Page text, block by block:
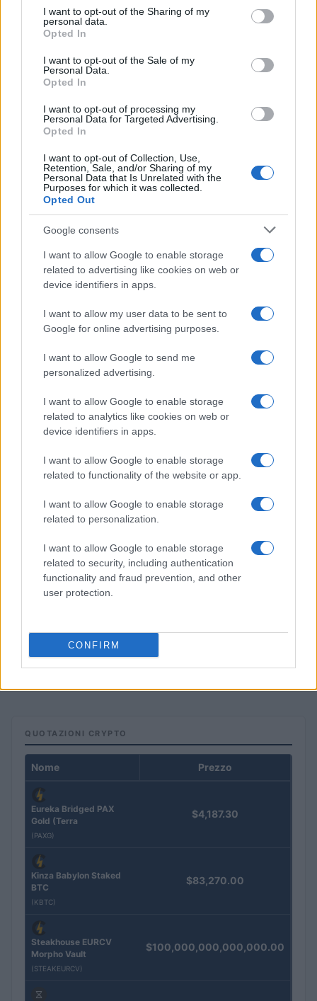
not limited to your visit or usage behaviour. You may click to
grant or deny consent to Google and its third-party tags to
use your data for below specified purposes in below Google
consent section.
I want to opt-out of the Sharing of my
personal data.
Opted In
I want to opt-out of the Sale of my
Personal Data.
Opted In
I want to opt-out of processing my
Personal Data for Targeted Advertising.
Opted In
I want to opt-out of Collection, Use,
Retention, Sale, and/or Sharing of my
Personal Data that Is Unrelated with the
Purposes for which it was collected.
Opted Out
Google consents
I want to allow Google to enable storage
related to advertising like cookies on web or
device identifiers in apps.
I want to allow my user data to be sent to
Google for online advertising purposes.
I want to allow Google to send me
personalized advertising.
I want to allow Google to enable storage
related to analytics like cookies on web or
device identifiers in apps.
I want to allow Google to enable storage
related to functionality of the website or app.
I want to allow Google to enable storage
related to personalization.
I want to allow Google to enable storage
related to security, including authentication
functionality and fraud prevention, and other
user protection.
CONFIRM
Investire in immobili a Dubai e Spagna: strategie vincenti con
Amstera Properties
Niccolò Conforti · 6 Ago 2026
INVESTIMENTI
risparmi in opportunità
Susanna Riva · 5 Ago 2026
Come l’AI ha influenzato i fondi ed ETF nel primo semestre
2026
QUOTAZIONI CRYPTO
Nome Prezzo
Eureka Bridged PAX
Gold (Terra
(PAXG)
$4,187.30
Kinza Babylon Staked
BTC
(KBTC)
$83,270.00
Steakhouse EURCV
Morpho Vault
(STEAKEURCV)
$100,000,000,000,000.00